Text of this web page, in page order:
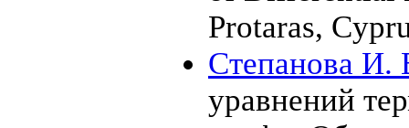
Protaras,
Степанова И.
уравнений